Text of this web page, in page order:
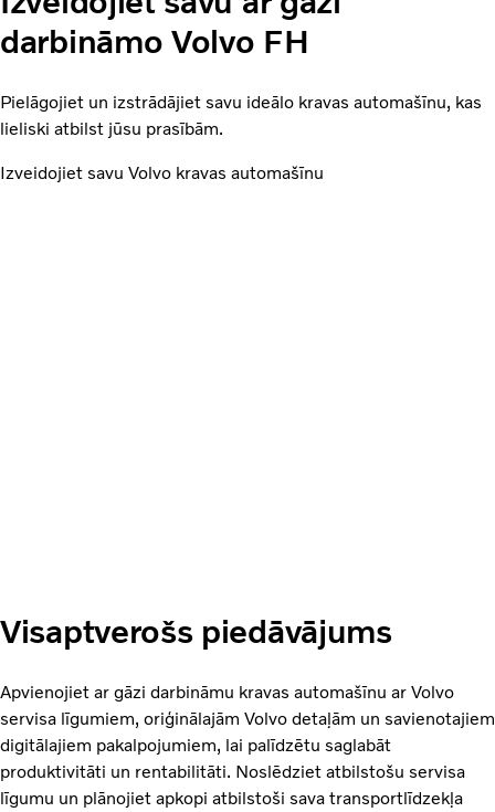
darbināmo Volvo FH
Pielāgojiet un izstrādājiet savu ideālo kravas automašīnu, kas
lieliski atbilst jūsu prasībām.
Izveidojiet savu Volvo kravas automašīnu
Visaptverošs piedāvājums
Apvienojiet ar gāzi darbināmu kravas automašīnu ar Volvo
servisa līgumiem, oriģinālajām Volvo detaļām un savienotajiem
digitālajiem pakalpojumiem, lai palīdzētu saglabāt
produktivitāti un rentabilitāti. Noslēdziet atbilstošu servisa
līgumu un plānojiet apkopi atbilstoši sava transportlīdzekļa